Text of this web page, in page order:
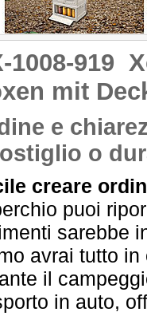
1008-919
mit
e
o
creare
puoi
sarebbe
avrai tutto
il
in auto,